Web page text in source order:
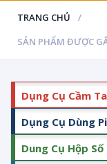
TRANG CHỦ
SẢN PHẨM ĐƯỢC
Dụng Cụ Cầm
Dụng Cụ Dùng
Dung Cụ Hộp